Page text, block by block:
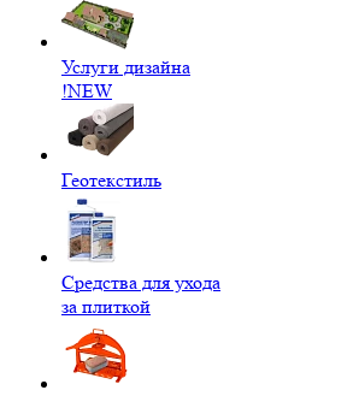
Услуги дизайна
!NEW
Геотекстиль
Средства для ухода
за плиткой